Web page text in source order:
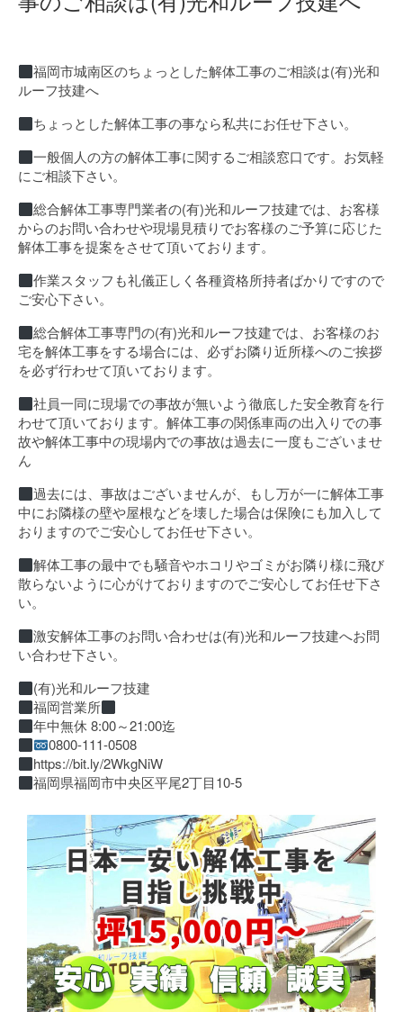
福岡市城南区のちょっとした解体工事のご相談は(有)光和
ルーフ技建へ
ちょっとした解体工事の事なら私共にお任せ下さい。
一般個人の方の解体工事に関するご相談窓口です。お気軽
にご相談下さい。
総合解体工事専門業者の(有)光和ルーフ技建では、お客様
からのお問い合わせや現場見積りでお客様のご予算に応じた
解体工事を提案をさせて頂いております。
作業スタッフも礼儀正しく各種資格所持者ばかりですので
ご安心下さい。
総合解体工事専門の(有)光和ルーフ技建では、お客様のお
宅を解体工事をする場合には、必ずお隣り近所様へのご挨拶
を必ず行わせて頂いております。
社員一同に現場での事故が無いよう徹底した安全教育を行
わせて頂いております。解体工事の関係車両の出入りでの事
故や解体工事中の現場内での事故は過去に一度もございませ
ん
過去には、事故はございませんが、もし万が一に解体工事
中にお隣様の壁や屋根などを壊した場合は保険にも加入して
おりますのでご安心してお任せ下さい。
解体工事の最中でも騒音やホコリやゴミがお隣り様に飛び
散らないように心がけておりますのでご安心してお任せ下さ
い。
激安解体工事のお問い合わせは(有)光和ルーフ技建へお問
い合わせ下さい。
(有)光和ルーフ技建
福岡営業所
年中無休 8:00～21:00迄
0800-111-0508
https://bit.ly/2WkgNiW
福岡県福岡市中央区平尾2丁目10-5